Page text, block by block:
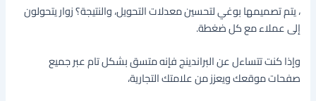
، يتم تصميمها بوغي لتحسين معدلات التحويل، والنتيجة؟ زوار يتحولون
إلى عملاء مع كل ضغطة.
وإذا كنت تتساءل عن البراندينج فإنه متسق بشكل تام عبر جميع
صفحات موقعك ويعزز من علامتك التجارية،